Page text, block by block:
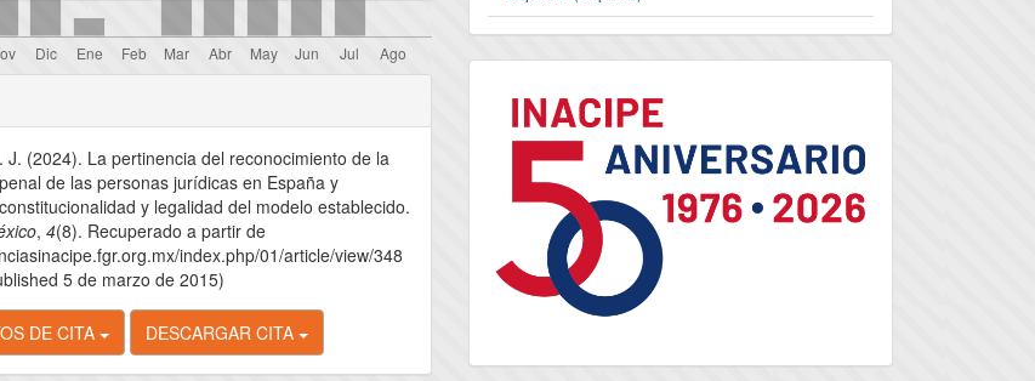
J. (2024). La pertinencia del reconocimiento de la
de las personas jurídicas en España y
y legalidad del modelo establecido.
,4(8). Recuperado a partir de
index.php/01/article/view/348
5 de marzo de 2015)
DE CITA DESCARGAR CITA
logo